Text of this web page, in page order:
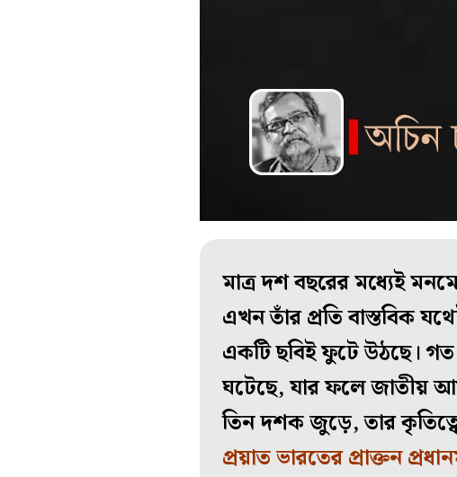
মাত্র দশ বছরের মধ্যেই
এখন তাঁর প্রতি বাস্তবিক
একটি ছবিই ফুটে উঠছে।
ঘটেছে, যার ফলে জাতীয়
তিন দশক জুড়ে, তার
প্রয়াত ভারতের প্রাক্তন